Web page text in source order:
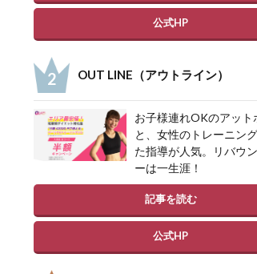
公式HP
OUT LINE（アウトライン）
お子様連れOKのアット
と、女性のトレーニン
た指導が人気。リバウ
ーは一生涯！
記事を読む
公式HP